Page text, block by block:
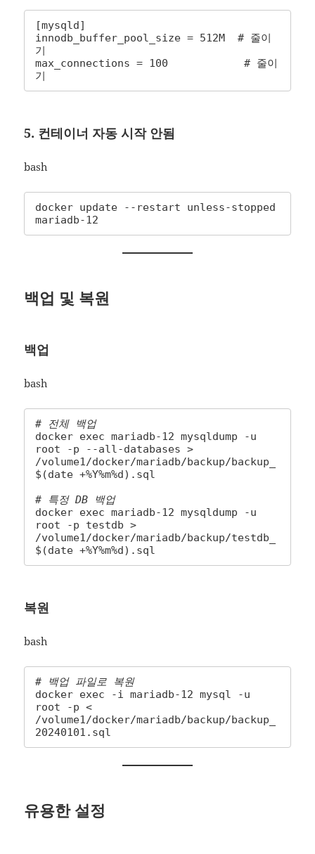
[mysqld]
innodb_buffer_pool_size = 512M  # 줄이
기
max_connections = 100            # 줄이
기
5. 컨테이너 자동 시작 안됨
bash
docker update --restart unless-stopped
mariadb-12
백업 및 복원
백업
bash
# 전체 백업
docker exec mariadb-12 mysqldump -u
root -p --all-databases >
/volume1/docker/mariadb/backup/backup_
$(date +%Y%m%d).sql
# 특정 DB 백업
docker exec mariadb-12 mysqldump -u
root -p testdb >
/volume1/docker/mariadb/backup/testdb_
$(date +%Y%m%d).sql
복원
bash
# 백업 파일로 복원
docker exec -i mariadb-12 mysql -u
root -p <
/volume1/docker/mariadb/backup/backup_
20240101.sql
유용한 설정